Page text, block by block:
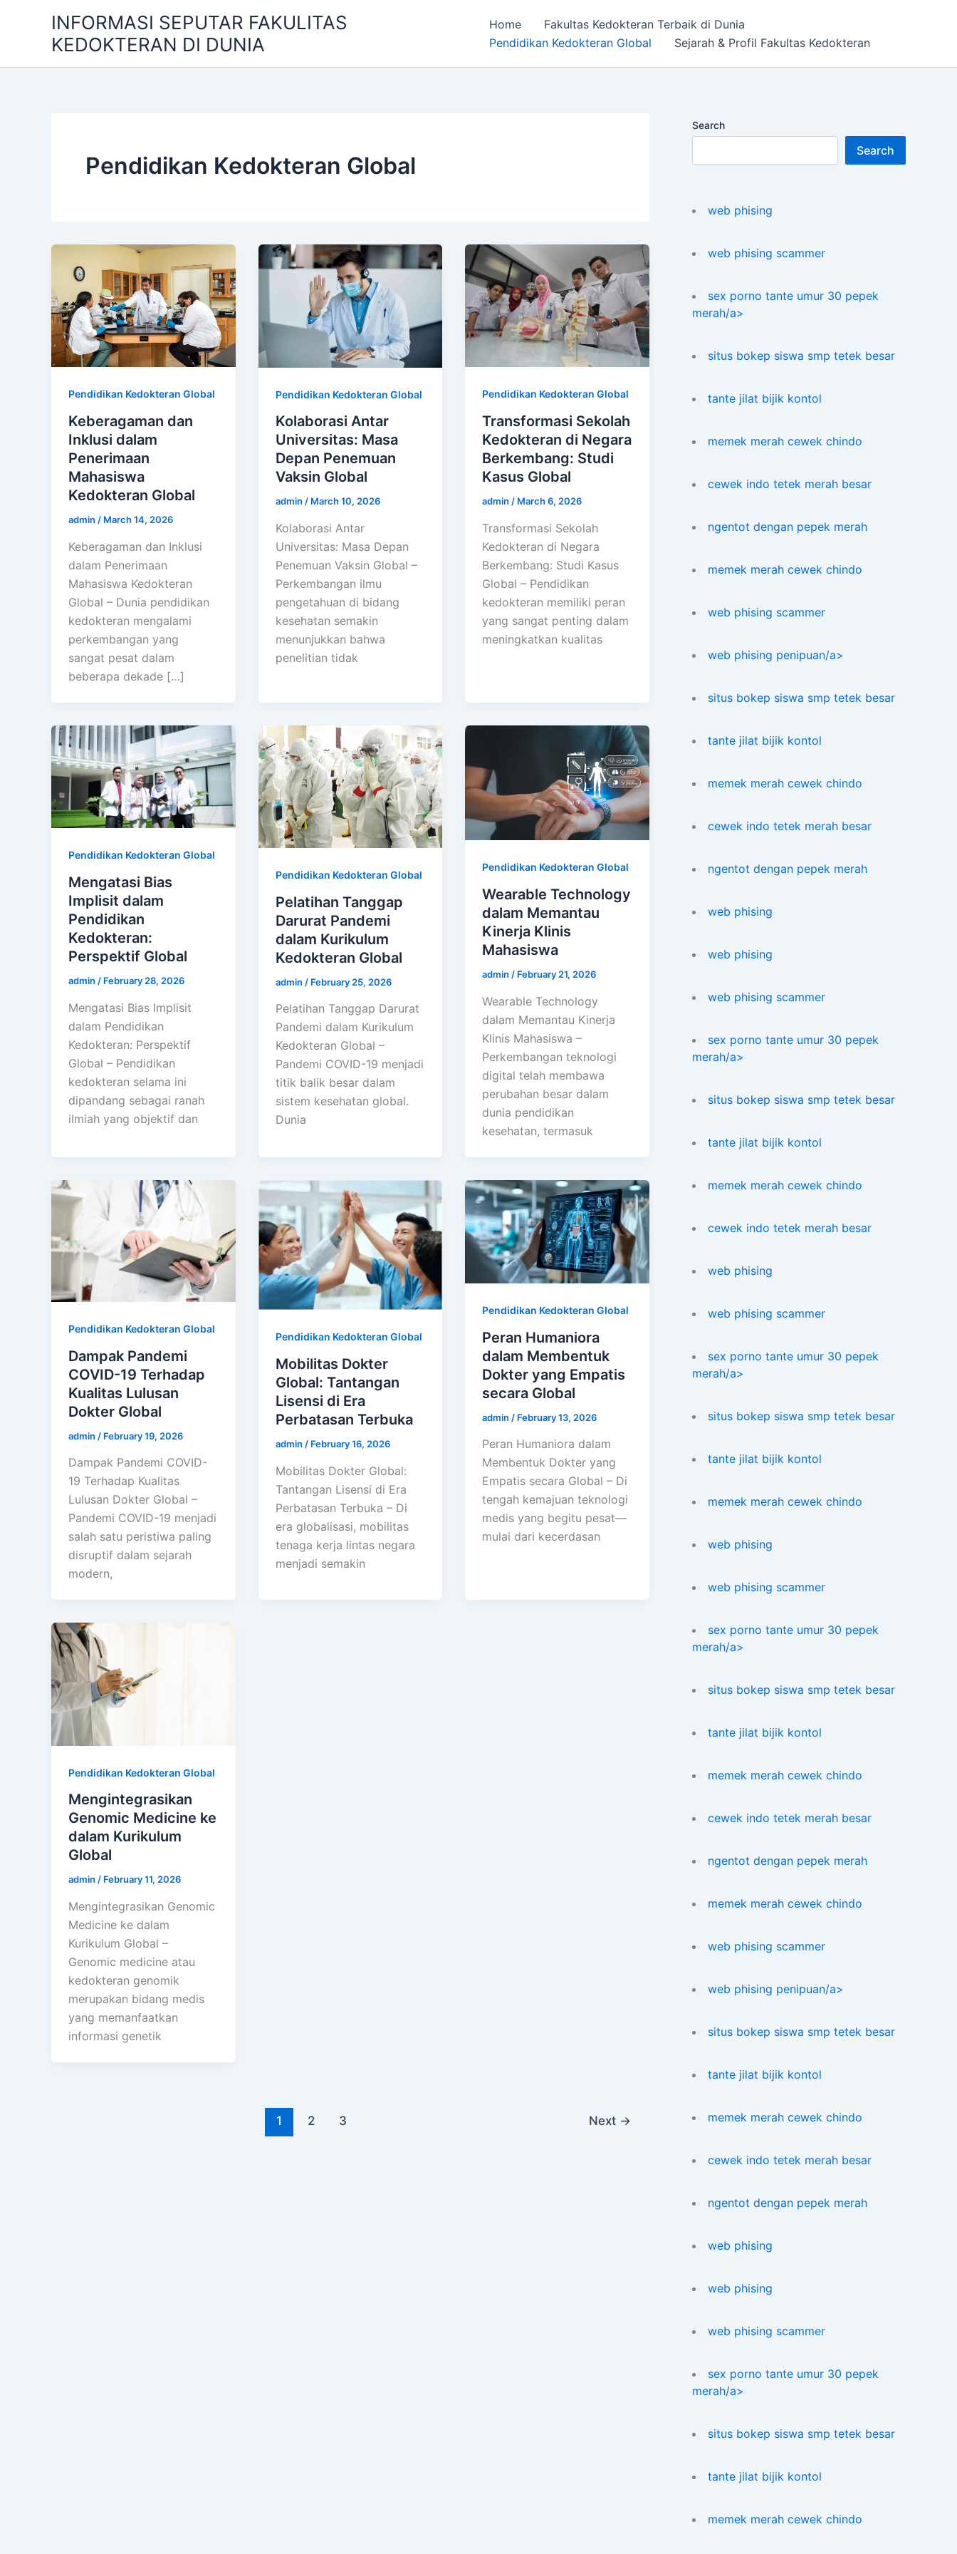
INFORMASI SEPUTAR FAKULITAS
KEDOKTERAN DI DUNIA
Home
Fakultas Kedokteran Terbaik di Dunia
Pendidikan Kedokteran Global
Sejarah & Profil Fakultas Kedokteran
Pendidikan Kedokteran Global
Pendidikan Kedokteran Global
Keberagaman dan
Inklusi dalam
Penerimaan
Mahasiswa
Kedokteran Global
admin / March 14, 2026
Keberagaman dan Inklusi
dalam Penerimaan
Mahasiswa Kedokteran
Global – Dunia pendidikan
kedokteran mengalami
perkembangan yang
sangat pesat dalam
beberapa dekade […]
Pendidikan Kedokteran Global
Kolaborasi Antar
Universitas: Masa
Depan Penemuan
Vaksin Global
admin / March 10, 2026
Kolaborasi Antar
Universitas: Masa Depan
Penemuan Vaksin Global –
Perkembangan ilmu
pengetahuan di bidang
kesehatan semakin
menunjukkan bahwa
penelitian tidak
Pendidikan Kedokteran Global
Transformasi Sekolah
Kedokteran di Negara
Berkembang: Studi
Kasus Global
admin / March 6, 2026
Transformasi Sekolah
Kedokteran di Negara
Berkembang: Studi Kasus
Global – Pendidikan
kedokteran memiliki peran
yang sangat penting dalam
meningkatkan kualitas
Pendidikan Kedokteran Global
Mengatasi Bias
Implisit dalam
Pendidikan
Kedokteran:
Perspektif Global
admin / February 28, 2026
Mengatasi Bias Implisit
dalam Pendidikan
Kedokteran: Perspektif
Global – Pendidikan
kedokteran selama ini
dipandang sebagai ranah
ilmiah yang objektif dan
Pendidikan Kedokteran Global
Pelatihan Tanggap
Darurat Pandemi
dalam Kurikulum
Kedokteran Global
admin / February 25, 2026
Pelatihan Tanggap Darurat
Pandemi dalam Kurikulum
Kedokteran Global –
Pandemi COVID-19 menjadi
titik balik besar dalam
sistem kesehatan global.
Dunia
Pendidikan Kedokteran Global
Wearable Technology
dalam Memantau
Kinerja Klinis
Mahasiswa
admin / February 21, 2026
Wearable Technology
dalam Memantau Kinerja
Klinis Mahasiswa –
Perkembangan teknologi
digital telah membawa
perubahan besar dalam
dunia pendidikan
kesehatan, termasuk
Pendidikan Kedokteran Global
Dampak Pandemi
COVID-19 Terhadap
Kualitas Lulusan
Dokter Global
admin / February 19, 2026
Dampak Pandemi COVID-
19 Terhadap Kualitas
Lulusan Dokter Global –
Pandemi COVID-19 menjadi
salah satu peristiwa paling
disruptif dalam sejarah
modern,
Pendidikan Kedokteran Global
Mobilitas Dokter
Global: Tantangan
Lisensi di Era
Perbatasan Terbuka
admin / February 16, 2026
Mobilitas Dokter Global:
Tantangan Lisensi di Era
Perbatasan Terbuka – Di
era globalisasi, mobilitas
tenaga kerja lintas negara
menjadi semakin
Pendidikan Kedokteran Global
Peran Humaniora
dalam Membentuk
Dokter yang Empatis
secara Global
admin / February 13, 2026
Peran Humaniora dalam
Membentuk Dokter yang
Empatis secara Global – Di
tengah kemajuan teknologi
medis yang begitu pesat—
mulai dari kecerdasan
Pendidikan Kedokteran Global
Mengintegrasikan
Genomic Medicine ke
dalam Kurikulum
Global
admin / February 11, 2026
Mengintegrasikan Genomic
Medicine ke dalam
Kurikulum Global –
Genomic medicine atau
kedokteran genomik
merupakan bidang medis
yang memanfaatkan
informasi genetik
1 2 3 Next →
Search
Search
web phising
web phising scammer
sex porno tante umur 30 pepek
merah/a>
situs bokep siswa smp tetek besar
tante jilat bijik kontol
memek merah cewek chindo
cewek indo tetek merah besar
ngentot dengan pepek merah
memek merah cewek chindo
web phising scammer
web phising penipuan/a>
situs bokep siswa smp tetek besar
tante jilat bijik kontol
memek merah cewek chindo
cewek indo tetek merah besar
ngentot dengan pepek merah
web phising
web phising
web phising scammer
sex porno tante umur 30 pepek
merah/a>
situs bokep siswa smp tetek besar
tante jilat bijik kontol
memek merah cewek chindo
cewek indo tetek merah besar
web phising
web phising scammer
sex porno tante umur 30 pepek
merah/a>
situs bokep siswa smp tetek besar
tante jilat bijik kontol
memek merah cewek chindo
web phising
web phising scammer
sex porno tante umur 30 pepek
merah/a>
situs bokep siswa smp tetek besar
tante jilat bijik kontol
memek merah cewek chindo
cewek indo tetek merah besar
ngentot dengan pepek merah
memek merah cewek chindo
web phising scammer
web phising penipuan/a>
situs bokep siswa smp tetek besar
tante jilat bijik kontol
memek merah cewek chindo
cewek indo tetek merah besar
ngentot dengan pepek merah
web phising
web phising
web phising scammer
sex porno tante umur 30 pepek
merah/a>
situs bokep siswa smp tetek besar
tante jilat bijik kontol
memek merah cewek chindo